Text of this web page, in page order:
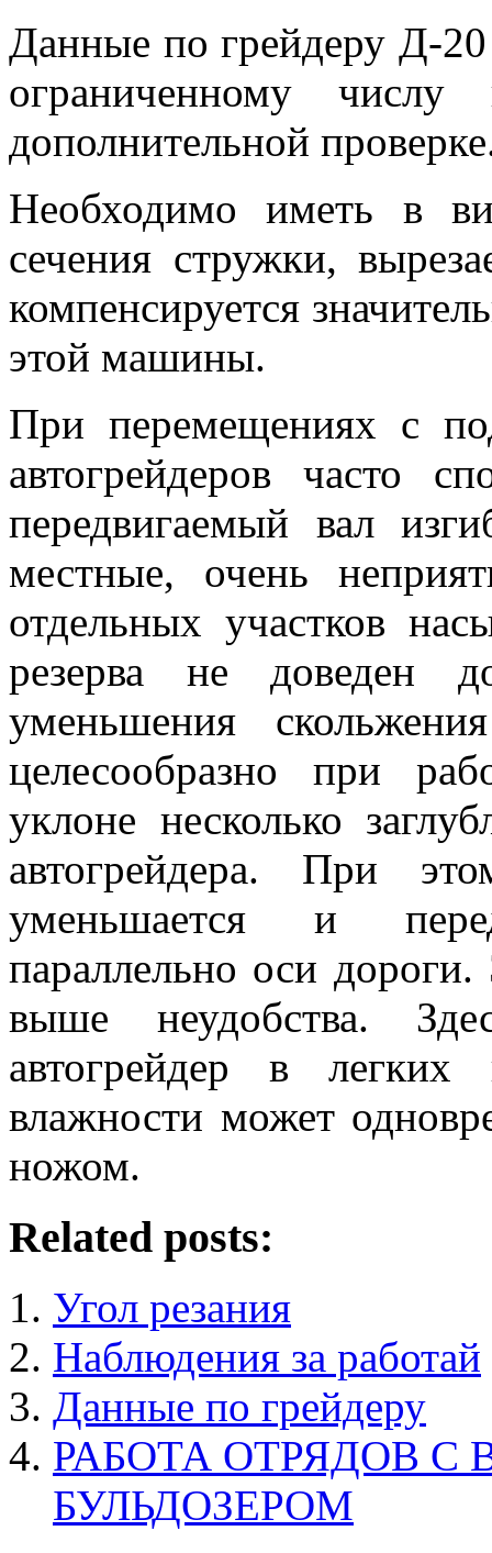
Данные по грейдеру Д-
ограниченному
дополнительной
Необходимо иметь в
сечения стружки,
компенсируется
этой машины.
При перемещениях с
автогрейдеров часто
передвигаемый вал
местные, очень
отдельных участков
резерва не доведен
уменьшения
целесообразно при
уклоне несколько
автогрейдера. При
уменьшается и
параллельно оси
выше неудобства.
автогрейдер в
влажности может
ножом.
Related posts:
Угол резания
Наблюдения за работай
Данные по грейдеру
РАБОТА ОТРЯДОВ
БУЛЬДОЗЕРОМ